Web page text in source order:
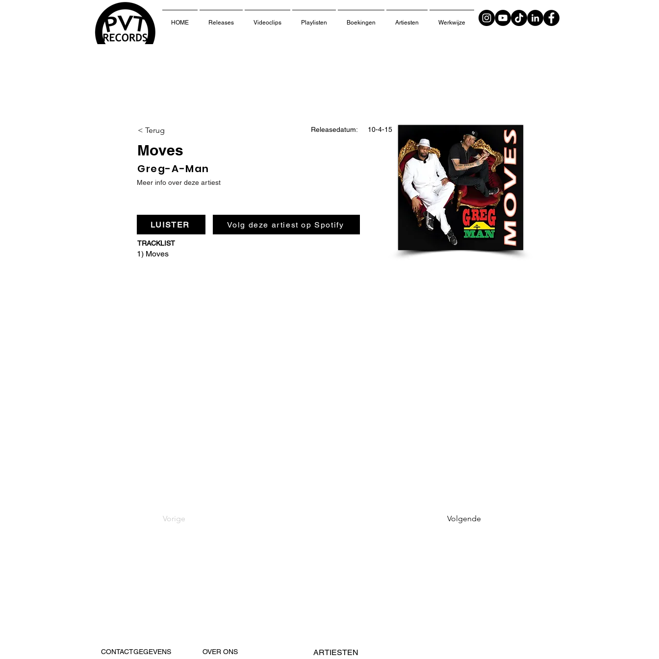
HOME Releases Videoclips Playlisten Boekingen Artiesten Werkwijze
< Terug Releasedatum: 10-4-15
Moves
Greg-A-Man
Meer info over deze artiest
LUISTER Volg deze artiest op Spotify
TRACKLIST
1) Moves
Vorige Volgende
CONTACTGEGEVENS OVER ONS ARTIESTEN